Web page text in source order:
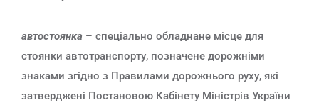
автостоянка – спеціально обладнане місце для
стоянки автотранспорту, позначене дорожніми
знаками згідно з Правилами дорожнього руху, які
затверджені Постановою Кабінету Міністрів України